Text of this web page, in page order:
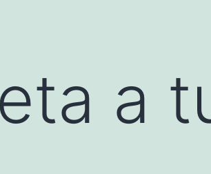
a